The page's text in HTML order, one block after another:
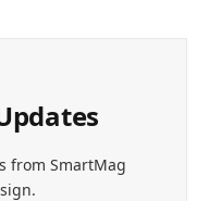
from SmartMag